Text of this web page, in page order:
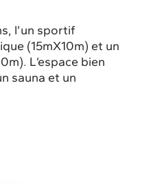
l’un sportif
(15mX10m) et un
L’espace bien
sauna et un